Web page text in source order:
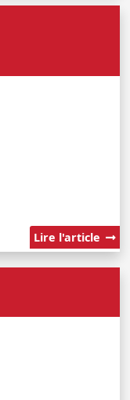
Lire l'article